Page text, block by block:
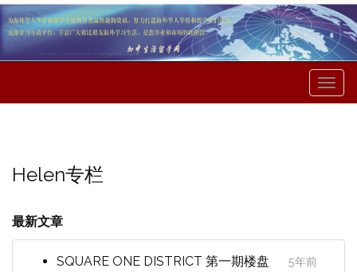
菜
单
Helen专栏
最新文章
SQUARE ONE DISTRICT 第一期楼盘 5年前